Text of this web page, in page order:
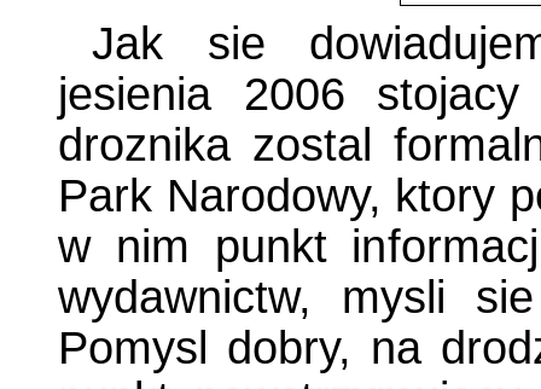
Jak sie
jesienia 2006
droznika zostal
Park Narodowy, ktory
w nim punkt
wydawnictw, mysli
Pomysl dobry, na